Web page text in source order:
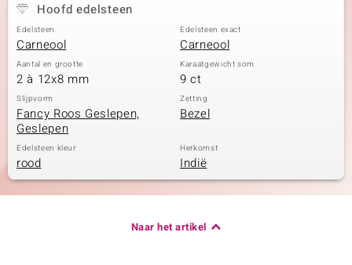
Hoofd edelsteen
Edelsteen
Carneool
Edelsteen exact
Carneool
Aantal en grootte
2 à 12x8 mm
Karaatgewicht som
9 ct
Slijpvorm
Fancy Roos Geslepen,
Geslepen
Zetting
Bezel
Edelsteen kleur
rood
Herkomst
Indië
Naar het artikel